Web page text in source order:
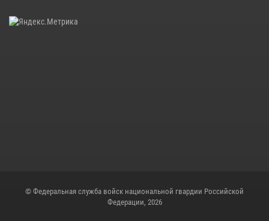
© Федеральная служба войск национальной гвардии Российской
Федерации, 2026